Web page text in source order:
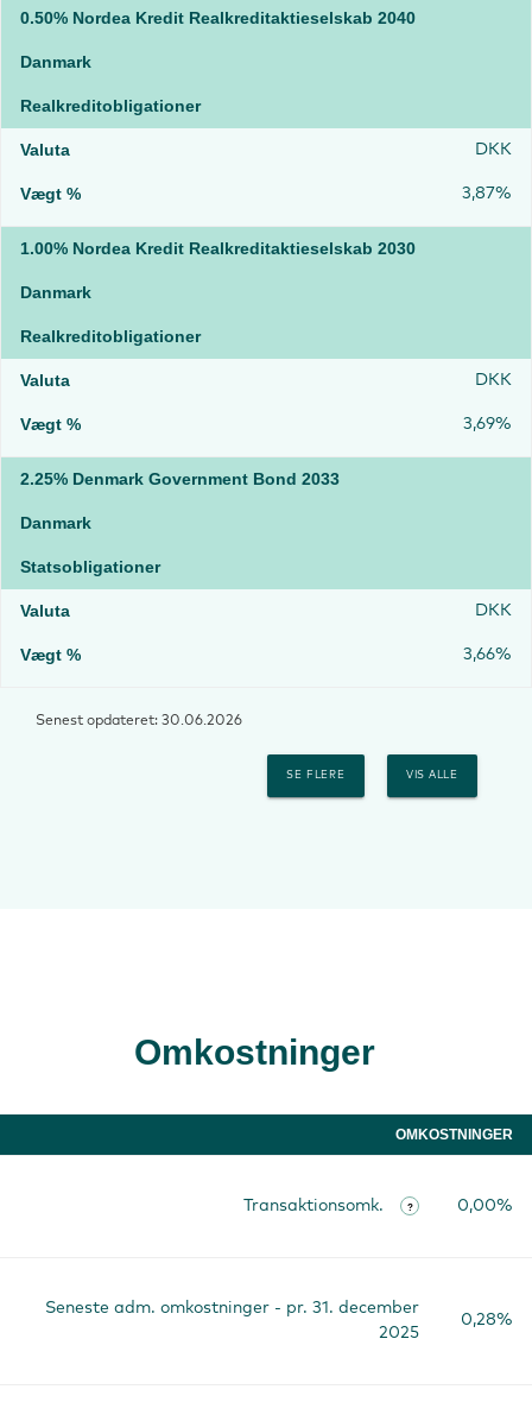
0.50% Nordea Kredit Realkreditaktieselskab 2040
Danmark
Realkreditobligationer
DKK
3,87%
1.00% Nordea Kredit Realkreditaktieselskab 2030
Danmark
Realkreditobligationer
DKK
3,69%
2.25% Denmark Government Bond 2033
Danmark
Statsobligationer
DKK
3,66%
Senest opdateret: 30.06.2026
SE FLERE VIS ALLE
Omkostninger
OMKOSTNINGER
Transaktionsomk. ? 0,00%
Seneste adm. omkostninger - pr. 31. december
2025
0,28%